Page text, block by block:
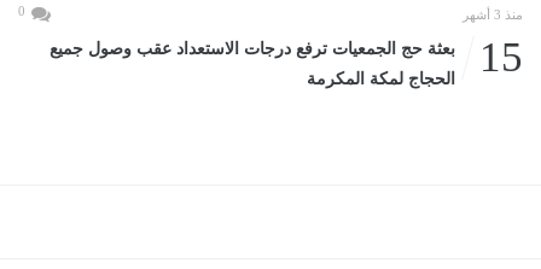
منذ 3 أشهر 0
15
بعثة حج الجمعيات ترفع درجات الاستعداد عقب وصول جميع
الحجاج لمكة المكرمة